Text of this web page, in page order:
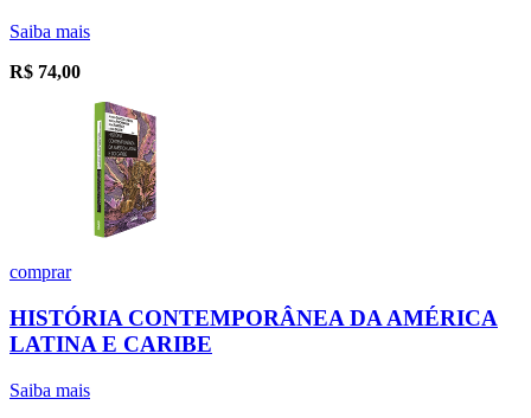
Saiba mais
R$ 74,00
comprar
HISTÓRIA CONTEMPORÂNEA DA AMÉRICA
LATINA E CARIBE
Saiba mais